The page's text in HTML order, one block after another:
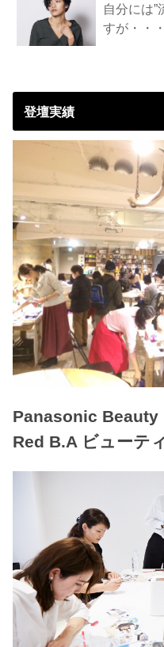
自分には”
すが・・
登壇実績
Panasonic Beauty
Red B.A ビューテ